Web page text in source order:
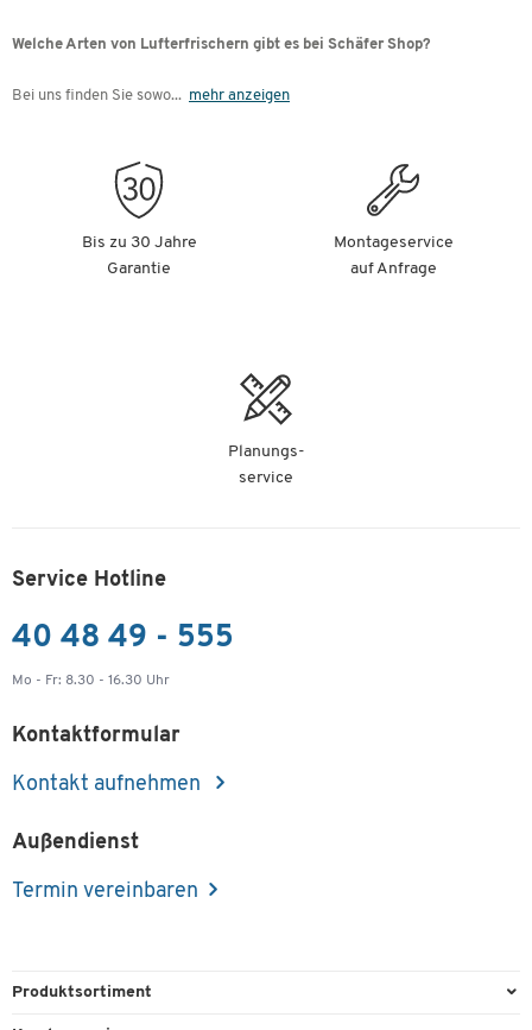
Welche Arten von Lufterfrischern gibt es bei Schäfer Shop?
Bei uns finden Sie sowo... mehr anzeigen
Bis zu 30 Jahre
Garantie
Montageservice
auf Anfrage
Planungs-
service
Service Hotline
40 48 49 - 555
Mo - Fr: 8.30 - 16.30 Uhr
Kontaktformular
Kontakt aufnehmen
Außendienst
Termin vereinbaren
Produktsortiment
Büroausstattung